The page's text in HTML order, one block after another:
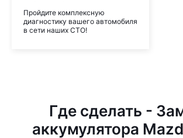
Пройдите комплексную
диагностику вашего автомобиля
в сети наших СТО!
Где сделать -
аккумулятора